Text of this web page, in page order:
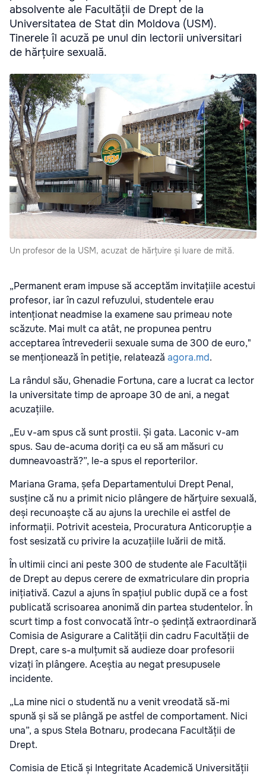
absolvente ale Facultății de Drept de la
Universitatea de Stat din Moldova (USM).
Tinerele îl acuză pe unul din lectorii universitari
de hărțuire sexuală.
Un profesor de la USM, acuzat de hărțuire și luare de mită.
„Permanent eram impuse să acceptăm invitațiile acestui
profesor, iar în cazul refuzului, studentele erau
intenționat neadmise la examene sau primeau note
scăzute. Mai mult ca atât, ne propunea pentru
acceptarea întrevederii sexuale suma de 300 de euro,"
se menționează în petiție, relatează agora.md.
La rândul său, Ghenadie Fortuna, care a lucrat ca lector
la universitate timp de aproape 30 de ani, a negat
acuzațiile.
„Eu v-am spus că sunt prostii. Și gata. Laconic v-am
spus. Sau de-acuma doriți ca eu să am măsuri cu
dumneavoastră?”, le-a spus el reporterilor.
Mariana Grama, șefa Departamentului Drept Penal,
susține că nu a primit nicio plângere de hărțuire sexuală,
deși recunoaște că au ajuns la urechile ei astfel de
informații. Potrivit acesteia, Procuratura Anticorupție a
fost sesizată cu privire la acuzațiile luării de mită.
În ultimii cinci ani peste 300 de studente ale Facultății
de Drept au depus cerere de exmatriculare din propria
inițiativă. Cazul a ajuns în spațiul public după ce a fost
publicată scrisoarea anonimă din partea studentelor. În
scurt timp a fost convocată într-o ședință extraordinară
Comisia de Asigurare a Calității din cadru Facultății de
Drept, care s-a mulțumit să audieze doar profesorii
vizați în plângere. Aceștia au negat presupusele
incidente.
„La mine nici o studentă nu a venit vreodată să-mi
spună și să se plângă pe astfel de comportament. Nici
una”, a spus Stela Botnaru, prodecana Facultății de
Drept.
Comisia de Etică și Integritate Academică Universității